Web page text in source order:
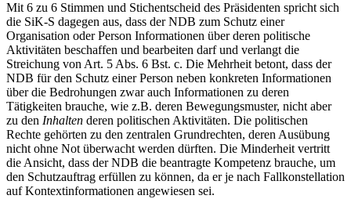
Mit 6 zu 6 Stimmen und Stichentscheid des Präsidenten spricht sich
die SiK-S dagegen aus, dass der NDB zum Schutz einer
Organisation oder Person Informationen über deren politische
Aktivitäten beschaffen und bearbeiten darf und verlangt die
Streichung von Art. 5 Abs. 6 Bst. c. Die Mehrheit betont, dass der
NDB für den Schutz einer Person neben konkreten Informationen
über die Bedrohungen zwar auch Informationen zu deren
Tätigkeiten brauche, wie z.B. deren Bewegungsmuster, nicht aber
zu den Inhalten deren politischen Aktivitäten. Die politischen
Rechte gehörten zu den zentralen Grundrechten, deren Ausübung
nicht ohne Not überwacht werden dürften. Die Minderheit vertritt
die Ansicht, dass der NDB die beantragte Kompetenz brauche, um
den Schutzauftrag erfüllen zu können, da er je nach Fallkonstellation
auf Kontextinformationen angewiesen sei.